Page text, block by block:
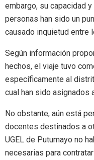
embargo, su capacidad
personas han sido un
causado inquietud entre
Según información
hechos, el viaje tuvo
específicamente al
cual han sido asignados
No obstante, aún está
docentes destinados a
UGEL de Putumayo no
necesarias para